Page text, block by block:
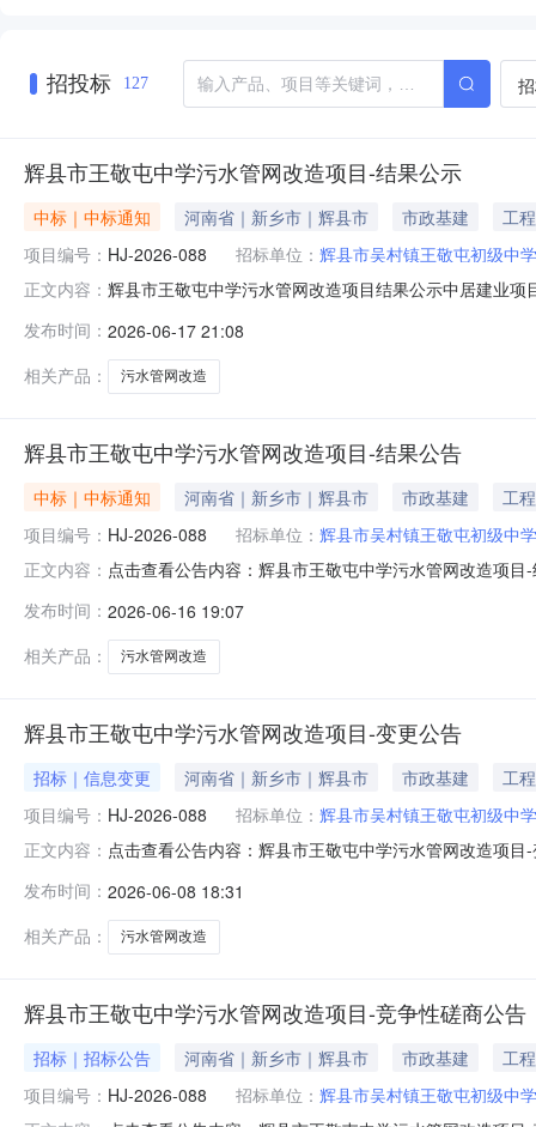
招投标 127
辉县市王敬屯中学污水管网改造项目-结果公示
中标｜中标通知 河南省｜新乡市｜辉县市 市政基建
工程
项目编号： HJ-2026-088 招标单位： 辉县市吴村镇王敬屯初级中学
正文内容： 辉县市王敬屯中学污水管网改造项目结果公示中居建业
四、工期：20日历天五、评标日期：2026年6月16日六
地址：河南省新乡市辉县市上
发布时间： 2026-06-17 21:08
相关产品：
污水管网改造
辉县市王敬屯中学污水管网改造项目-结果公告
中标｜中标通知 河南省｜新乡市｜辉县市 市政基建
工程
项目编号： HJ-2026-088 招标单位： 辉县市吴村镇王敬屯初级中学
正文内容： 点击查看公告内容：辉县市王敬屯中学污水管网改造项目
发布时间： 2026-06-16 19:07
相关产品：
污水管网改造
辉县市王敬屯中学污水管网改造项目-变更公告
招标｜信息变更 河南省｜新乡市｜辉县市 市政基建
工程
项目编号： HJ-2026-088 招标单位： 辉县市吴村镇王敬屯初级中学
正文内容： 点击查看公告内容：辉县市王敬屯中学污水管网改造项目
发布时间： 2026-06-08 18:31
相关产品：
污水管网改造
辉县市王敬屯中学污水管网改造项目-竞争性磋商公告
招标｜招标公告 河南省｜新乡市｜辉县市 市政基建
工程
项目编号： HJ-2026-088 招标单位： 辉县市吴村镇王敬屯初级中学